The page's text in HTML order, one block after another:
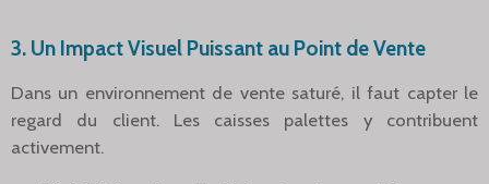
3. Un Impact Visuel Puissant au Point de Vente
Dans un environnement de vente saturé, il faut capter le
regard du client. Les caisses palettes y contribuent
activement.